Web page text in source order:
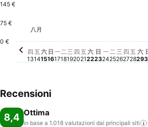
145 €
75 €
0 €
星期四, 八月 13
136 €
八月
四
13
星期五, 八月 14
Nessun prezzo disponibile
五
14
星期六, 八月 15
Nessun prezzo disponibile
六
15
日
16
一
17
二
18
三
19
星期四, 八月 20
Nessun prezzo
四
20
星期五, 八月 21
Nessun prezzo
五
21
星期六, 八月 22
Nessun
六
22
日
23
星期一, 八
Nessun
一
24
星期二,
Nessun
二
25
三
26
四
27
五
28
六
29
Recensioni
8,4 Ottima
in base a 1.018 valutazioni dai principali siti